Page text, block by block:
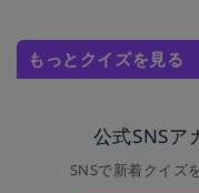
もっとクイズを見る
公式SNSア
SNSで新着クイズ